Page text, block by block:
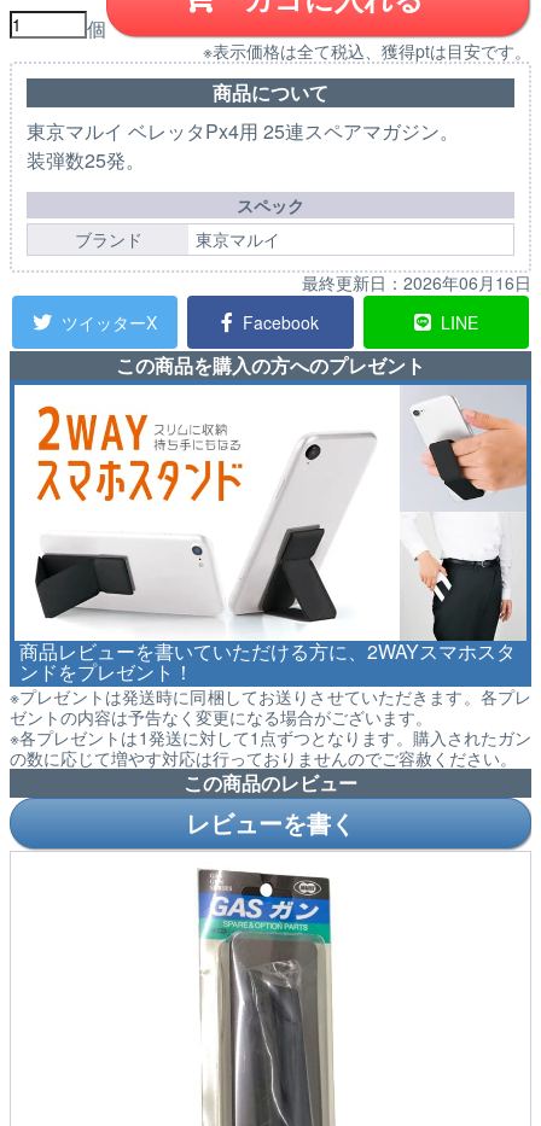
個
※表示価格は全て税込、獲得ptは目安です。
商品について
東京マルイ ベレッタPx4用 25連スペアマガジン。
装弾数25発。
スペック
ブランド
東京マルイ
最終更新日： 2026年06月16日
ツイッターX
Facebook LINE
この商品を購入の方へのプレゼント
商品レビューを書いていただける方に、2WAYスマホスタ
ンドをプレゼント！
※プレゼントは発送時に同梱してお送りさせていただきます。各プレ
ゼントの内容は予告なく変更になる場合がございます。
※各プレゼントは1発送に対して1点ずつとなります。購入されたガン
の数に応じて増やす対応は行っておりませんのでご容赦ください。
この商品のレビュー
レビューを書く